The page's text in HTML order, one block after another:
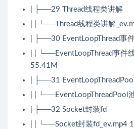
| ├──29 Thread线程类讲解
| | └──Thread线程类讲解
| ├──30 EventLoopThread事
| | └──EventLoopThread事件
55.41M
| ├──31
| | └──EventLoopThreadPool
| ├──32 Socket封装fd
| | └──Socket封装fd_ev.mp4